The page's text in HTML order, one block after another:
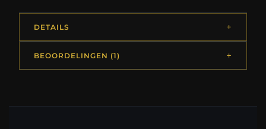
DETAILS
BEOORDELINGEN (1)